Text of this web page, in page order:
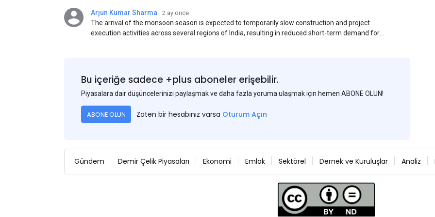
Arjun Kumar Sharma 2 ay önce
The arrival of the monsoon season is expected to temporarily slow construction and project
execution activities across several regions of India, resulting in reduced short-term demand for
Bu içeriğe sadece +plus aboneler erişebilir.
Piyasalara dair düşüncelerinizi paylaşmak ve daha fazla yoruma ulaşmak için hemen ABONE OLUN!
ABONE OLUN Zaten bir hesabınız varsa Oturum Açın
Gündem Demir Çelik Piyasaları Ekonomi Emlak Sektörel Dernek ve Kuruluşlar Analiz